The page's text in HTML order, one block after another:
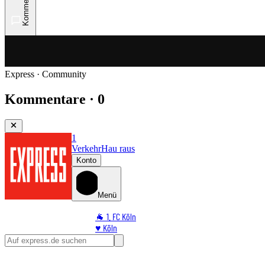
Express · Community
Kommentare · 0
1
VerkehrHau raus
Konto
Menü
🐐 1. FC Köln
♥️ Köln
⭐ Promi